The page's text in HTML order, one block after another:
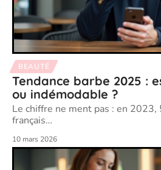
BEAUTÉ
Tendance barbe 2025 :
ou indémodable ?
Le chiffre ne ment pas : en
français…
10 mars 2026